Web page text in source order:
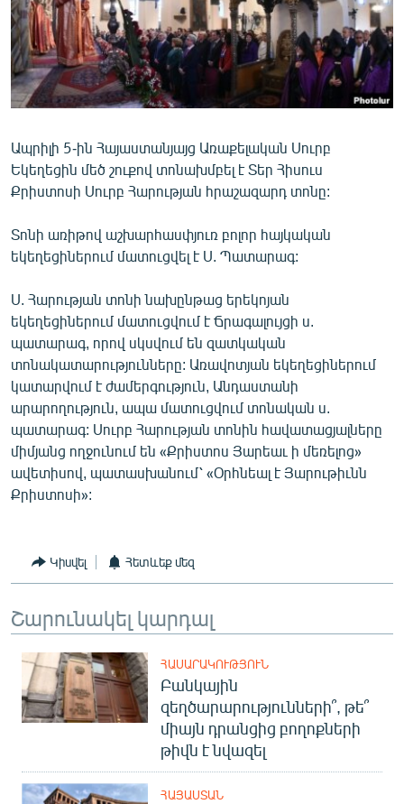
ՄԻՋԱԶԳԱՅԻՆ
ՄՇԱԿՈՒՅԹ
ՍՊՈՐՏ
ՄԵԿՆԱԲԱՆՈՒԹՅՈՒՆ
ՏՏ ԵՒ ԻՆՏԵՐՆԵՏ
ԿՈՐՈՆԱՎԻՐՈՒՍ
ՏԵՍԱՆՅՈՒԹԵՐ
ՁԳՏԵԼՈՎ ԼԱՎԱԳՈՒՅՆԻՆ
ՓՈԴՔԱՍԹ
Հայերեն
English
Русский
ՀԵՏԵՎԵՔ ՄԵԶ
«Ազատության» բոլոր կայքերը
Ապրիլի 5-ին Հայաստանյայց Առաքելական Սուրբ
Եկեղեցին մեծ շուքով տոնախմբել է Տեր Հիսուս
Քրիստոսի Սուրբ Հարության հրաշազարդ տոնը:
Տոնի առիթով աշխարհասփյուռ բոլոր հայկական
եկեղեցիներում մատուցվել է Ս. Պատարագ:
Ս. Հարության տոնի նախընթաց երեկոյան
եկեղեցիներում մատուցվում է Ճրագալույցի ս.
պատարագ, որով սկսվում են զատկական
տոնակատարությունները: Առավոտյան եկեղեցիներում
կատարվում է ժամերգություն, Անդաստանի
արարողություն, ապա մատուցվում տոնական ս.
պատարագ: Սուրբ Հարության տոնին հավատացյալները
միմյանց ողջունում են «Քրիստոս Յարեաւ ի մեռելոց»
ավետիսով, պատասխանում՝ «Օրհնեալ է Յարութիւնն
Քրիստոսի»:
Կիսվել Հետևեք մեզ
Շարունակել կարդալ
ՀԱՍԱՐԱԿՈՒԹՅՈՒՆ
Բանկային
զեղծարարությունների՞, թե՞
միայն դրանցից բողոքների
թիվն է նվազել
ՀԱՅԱՍՏԱՆ